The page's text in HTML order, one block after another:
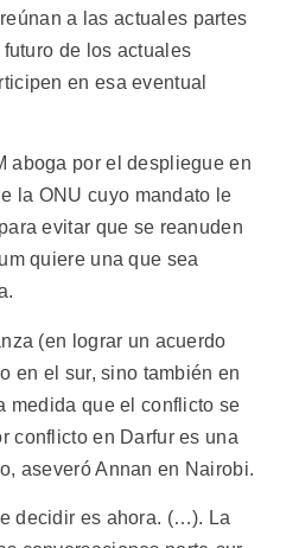
a las actuales partes
de los actuales
en esa eventual
aboga por el despliegue en
la ONU cuyo mandato le
evitar que se reanuden
quiere una que sea
(en lograr un acuerdo
en el sur, sino también en
medida que el conflicto se
conflicto en Darfur es una
aseveró Annan en Nairobi.
decidir es ahora. (…). La